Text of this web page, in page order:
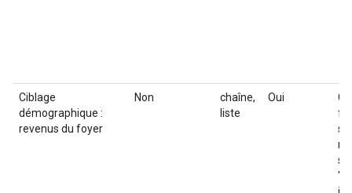
Ciblage
démographique :
revenus du foyer
Non
chaîne,
liste
Oui